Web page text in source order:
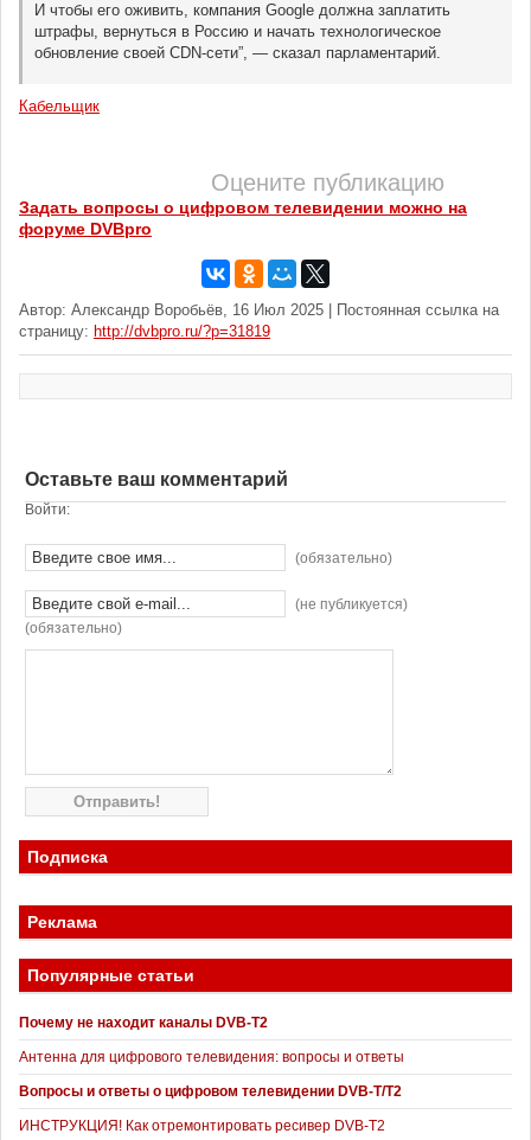
И чтобы его оживить, компания Google должна заплатить
штрафы, вернуться в Россию и начать технологическое
обновление своей CDN-сети”, — сказал парламентарий.
Кабельщик
Оцените публикацию
Задать вопросы о цифровом телевидении можно на
форуме DVBpro
Автор: Александр Воробьёв, 16 Июл 2025 | Постоянная ссылка на
страницу: http://dvbpro.ru/?p=31819
Оставьте ваш комментарий
Войти:
(обязательно)
(не публикуется)
(обязательно)
Подписка
Реклама
Популярные статьи
Почему не находит каналы DVB-T2
Антенна для цифрового телевидения: вопросы и ответы
Вопросы и ответы о цифровом телевидении DVB-T/T2
ИНСТРУКЦИЯ! Как отремонтировать ресивер DVB-T2